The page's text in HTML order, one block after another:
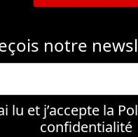
notre
lu et j’accepte la
confidentialité